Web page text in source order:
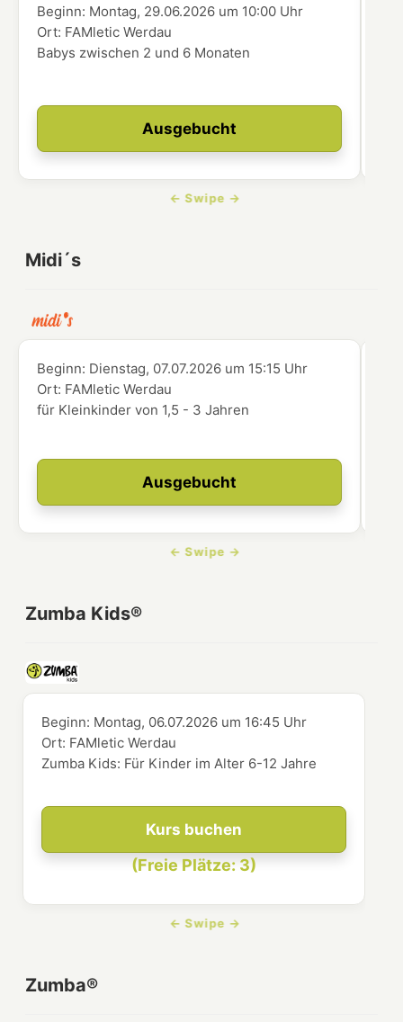
Ausgebucht
Beginn: Montag, 29.06.2026 um 10:00 Uhr
Ort: FAMletic Werdau
Babys zwischen 2 und 6 Monaten
Midi´s
Ausgebucht
Beginn: Dienstag, 07.07.2026 um 15:15 Uhr
Ort: FAMletic Werdau
für Kleinkinder von 1,5 - 3 Jahren
Zumba Kids®
Kurs buchen
(Freie Plätze: 3)
Beginn: Montag, 06.07.2026 um 16:45 Uhr
Ort: FAMletic Werdau
Zumba Kids: Für Kinder im Alter 6-12 Jahre
Zumba®